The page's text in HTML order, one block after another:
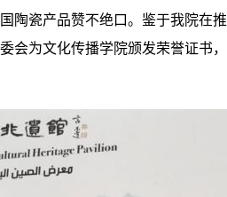
陶瓷产品赞不绝口。鉴于我院在
会为文化传播学院颁发荣誉证书